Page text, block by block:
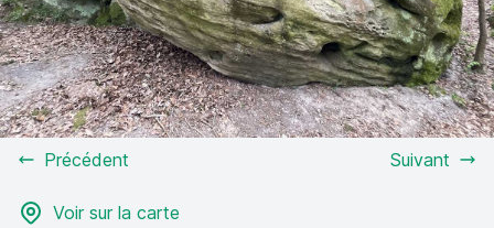
Précédent Suivant
Voir sur la carte